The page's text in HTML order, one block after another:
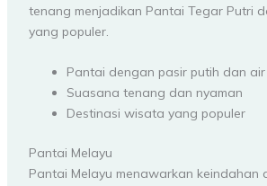
tenang menjadikan Pantai Tegar Putri
yang populer.
Pantai dengan pasir putih dan
Suasana tenang dan nyaman
Destinasi wisata yang populer
Pantai Melayu
Pantai Melayu menawarkan keindahan